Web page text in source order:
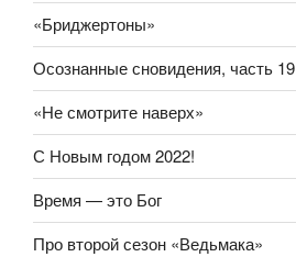
«Бриджертоны»
Осознанные сновидения, часть 19
«Не смотрите наверх»
С Новым годом 2022!
Время — это Бог
Про второй сезон «Ведьмака»